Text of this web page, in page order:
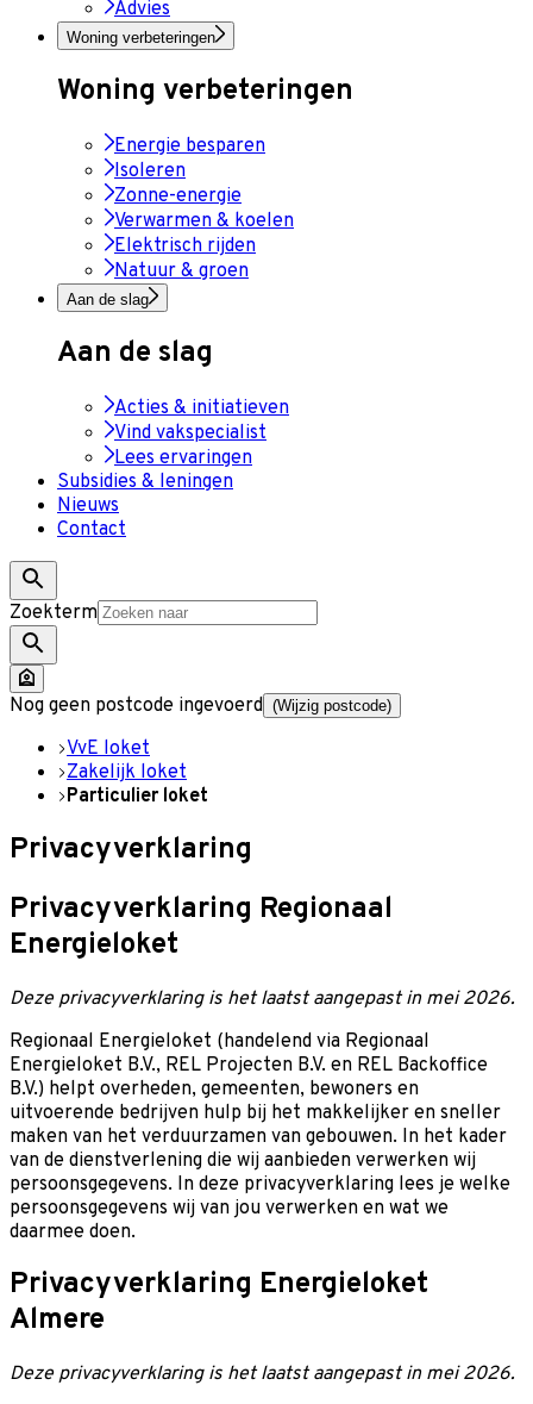
Advies
Woning verbeteringen
Woning verbeteringen
Energie besparen
Isoleren
Zonne-energie
Verwarmen & koelen
Elektrisch rijden
Natuur & groen
Aan de slag
Aan de slag
Acties & initiatieven
Vind vakspecialist
Lees ervaringen
Subsidies & leningen
Nieuws
Contact
Zoekterm
Nog geen postcode ingevoerd (Wijzig postcode)
VvE loket
Zakelijk loket
Particulier loket
Privacyverklaring
Privacyverklaring Regionaal
Energieloket
Deze privacyverklaring is het laatst aangepast in mei 2026.
Regionaal Energieloket (handelend via Regionaal
Energieloket B.V., REL Projecten B.V. en REL Backoffice
B.V.) helpt overheden, gemeenten, bewoners en
uitvoerende bedrijven hulp bij het makkelijker en sneller
maken van het verduurzamen van gebouwen. In het kader
van de dienstverlening die wij aanbieden verwerken wij
persoonsgegevens. In deze privacyverklaring lees je welke
persoonsgegevens wij van jou verwerken en wat we
daarmee doen.
Privacyverklaring Energieloket
Almere
Deze privacyverklaring is het laatst aangepast in mei 2026.